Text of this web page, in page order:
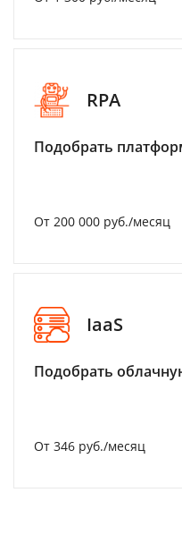
RPA
Подобрать
От 200 000 руб./месяц
IaaS
Подобрать
От 346 руб./месяц